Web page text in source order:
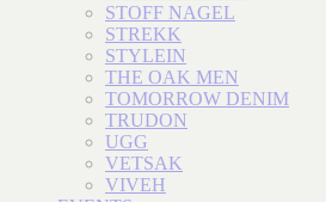
STOFF NAGEL
STREKK
STYLEIN
THE OAK MEN
TOMORROW DENIM
TRUDON
UGG
VETSAK
VIVEH